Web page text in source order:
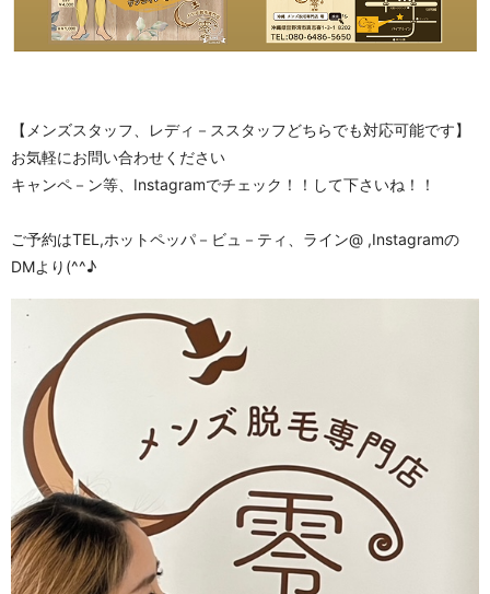
【メンズスタッフ、レディ－ススタッフどちらでも対応可能です】
お気軽にお問い合わせください
キャンペ－ン等、Instagramでチェック！！して下さいね！！
ご予約はTEL,ホットペッパ－ビュ－ティ、ライン@ ,Instagramの
DMより(^^♪